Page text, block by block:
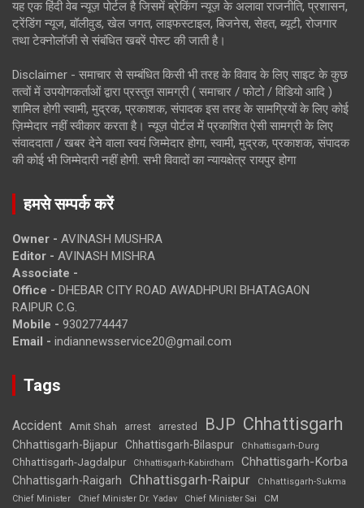
यह एक हिंदी वेब न्यूज़ पोर्टल है जिसमें ब्रेकिंग न्यूज़ के अलावा राजनीति, प्रशासन,
ट्रेंडिंग न्यूज, बॉलीवुड, खेल जगत, लाइफस्टाइल, बिजनेस, सेहत, ब्यूटी, रोजगार
तथा टेक्नोलॉजी से संबंधित खबरें पोस्ट की जाती है।
Disclaimer - समाचार से सम्बंधित किसी भी तरह के विवाद के लिए साइट के कुछ
तत्वों में उपयोगकर्ताओं द्वारा प्रस्तुत सामग्री ( समाचार / फोटो / विडियो आदि )
शामिल होगी स्वामी, मुद्रक, प्रकाशक, संपादक इस तरह के सामग्रियों के लिए कोई
ज़िम्मेदार नहीं स्वीकार करता है। न्यूज़ पोर्टल में प्रकाशित ऐसी सामग्री के लिए
संवाददाता / खबर देने वाला स्वयं जिम्मेदार होगा, स्वामी, मुद्रक, प्रकाशक, संपादक
की कोई भी जिम्मेदारी नहीं होगी. सभी विवादों का न्यायक्षेत्र रायपुर होगा
हमसे सम्पर्क करें
Owner - AVINASH MUSHRA
Editor - AVINASH MISHRA
Associate -
Office - DHEBAR CITY ROAD AWADHPURI BHATAGAON
RAIPUR C.G.
Mobile - 9302774447
Email - indiannewsservice20@gmail.com
Tags
Accident Amit Shah arrest arrested BJP Chhattisgarh
Chhattisgarh-Bijapur Chhattisgarh-Bilaspur Chhattisgarh-Durg
Chhattisgarh-Jagdalpur Chhattisgarh-Kabirdham Chhattisgarh-Korba
Chhattisgarh-Raigarh Chhattisgarh-Raipur
Chhattisgarh-Sukma
Chief Minister
Chief Minister Dr. Yadav Chief Minister Sai CM